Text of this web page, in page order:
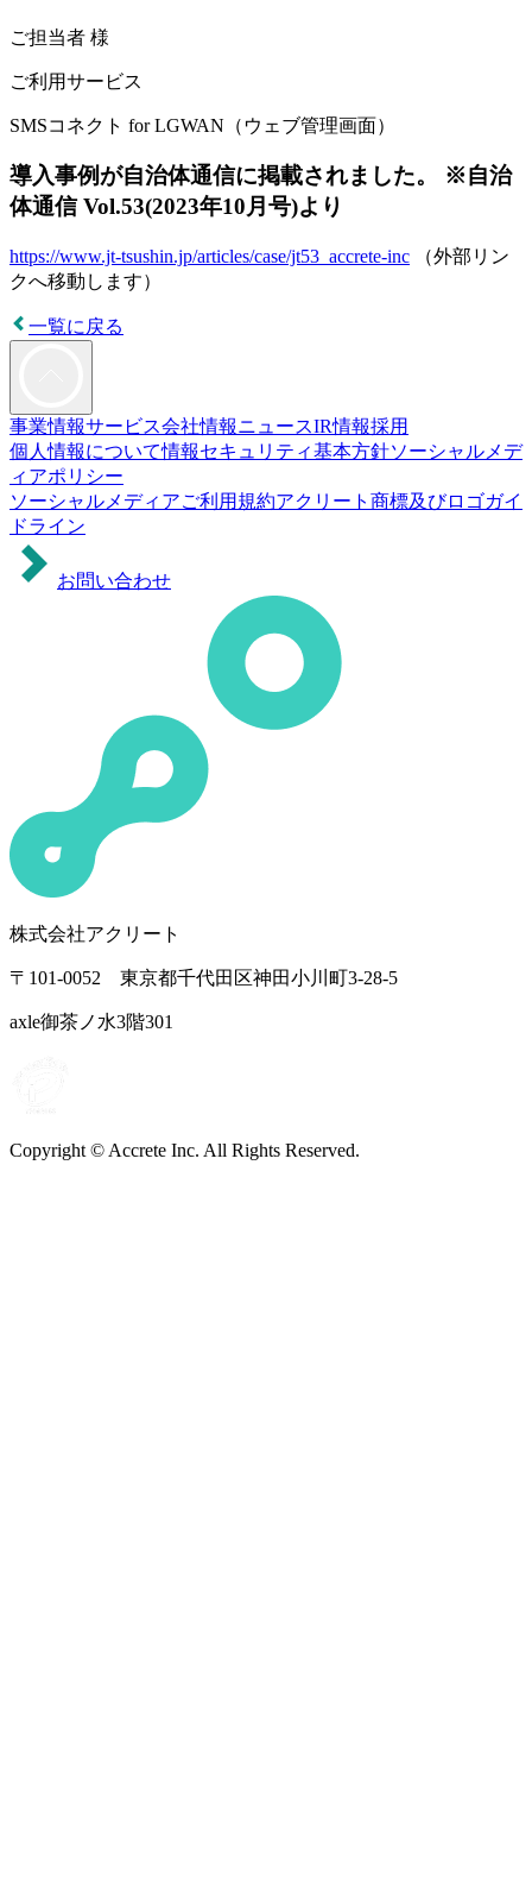
ご担当者 様
ご利用サービス
SMSコネクト for LGWAN（ウェブ管理画面）
導入事例が自治体通信に掲載されました。 ※自治
体通信 Vol.53(2023年10月号)より
https://www.jt-tsushin.jp/articles/case/jt53_accrete-inc （外部リン
クへ移動します）
一覧に戻る
事業情報サービス会社情報ニュースIR情報採用
個人情報について情報セキュリティ基本方針ソーシャルメデ
ィアポリシー
ソーシャルメディアご利用規約アクリート商標及びロゴガイ
ドライン
お問い合わせ
株式会社アクリート
〒101-0052 東京都千代田区神田小川町3-28-5
axle御茶ノ水3階301
Copyright © Accrete Inc. All Rights Reserved.